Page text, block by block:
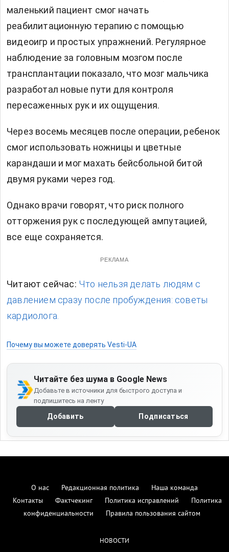
маленький пациент смог начать
реабилитационную терапию с помощью
видеоигр и простых упражнений. Регулярное
наблюдение за головным мозгом после
трансплантации показало, что мозг мальчика
разработал новые пути для контроля
пересаженных рук и их ощущения.
Через восемь месяцев после операции, ребенок
смог использовать ножницы и цветные
карандаши и мог махать бейсбольной битой
двумя руками через год.
Однако врачи говорят, что риск полного
отторжения рук с последующей ампутацией,
все еще сохраняется.
РЕКЛАМА
Читают сейчас: Что нельзя делать людям с
давлением сразу после пробуждения: советы
кардиолога.
Почему вы можете доверять Vesti-UA
Читайте без шума в Google News
Добавьте в источники для быстрого доступа и
подпишитесь на ленту
Добавить Подписаться
О нас Редакционная политика
Наша команда
Контакты
Фактчекинг Политика исправлений
Политика
конфиденциальности
Правила пользования сайтом
НОВОСТИ